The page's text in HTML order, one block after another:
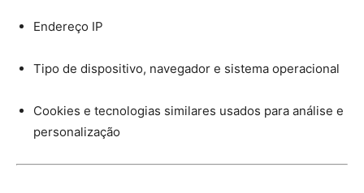
Endereço IP
Tipo de dispositivo, navegador e sistema operacional
Cookies e tecnologias similares usados para análise e
personalização